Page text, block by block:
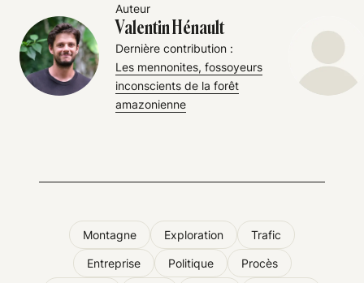
Auteur
Valentin Hénault
Dernière contribution :
Les mennonites, fossoyeurs
inconscients de la forêt
amazonienne
Montagne Exploration Trafic
Entreprise Politique Procès